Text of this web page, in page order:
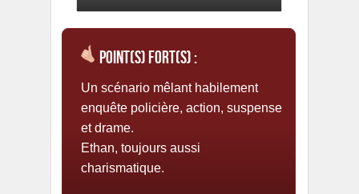
Point(s) fort(s) :
Un scénario mêlant habilement
enquête policière, action, suspense
et drame.
Ethan, toujours aussi
charismatique.